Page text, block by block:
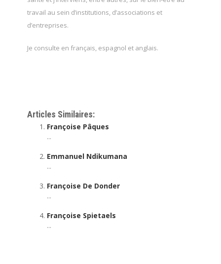
travail au sein d’institutions, d’associations et
d’entreprises.
Je consulte en français, espagnol et anglais.
Articles Similaires:
Françoise Pâques
...
Emmanuel Ndikumana
...
Françoise De Donder
...
Françoise Spietaels
...